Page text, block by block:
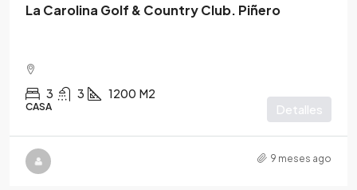
La Carolina Golf & Country Club. Piñero
3 3 1200 M2
CASA Detalles
9 meses ago